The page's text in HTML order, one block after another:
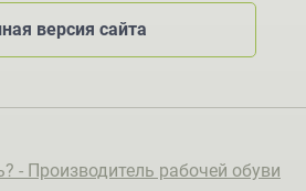
версия сайта
- Производитель рабочей обуви